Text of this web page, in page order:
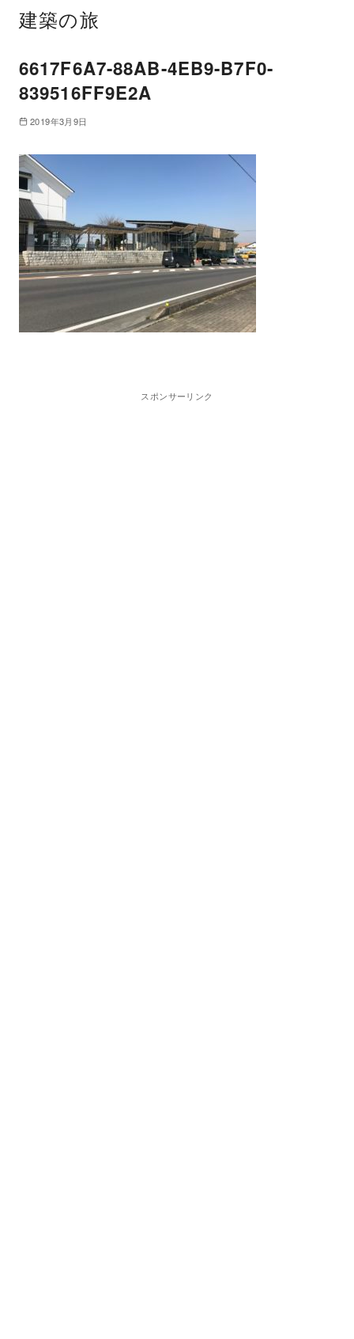
建築の旅
6617F6A7-88AB-4EB9-B7F0-
839516FF9E2A
2019年3月9日
スポンサーリンク